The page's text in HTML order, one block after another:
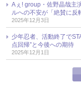
Aぇ! group・佐野晶哉主
ルへの不安が「絶賛に反
2025年12月3日
少年忍者、活動終了で
点回帰”と今後への期待
2025年12月1日